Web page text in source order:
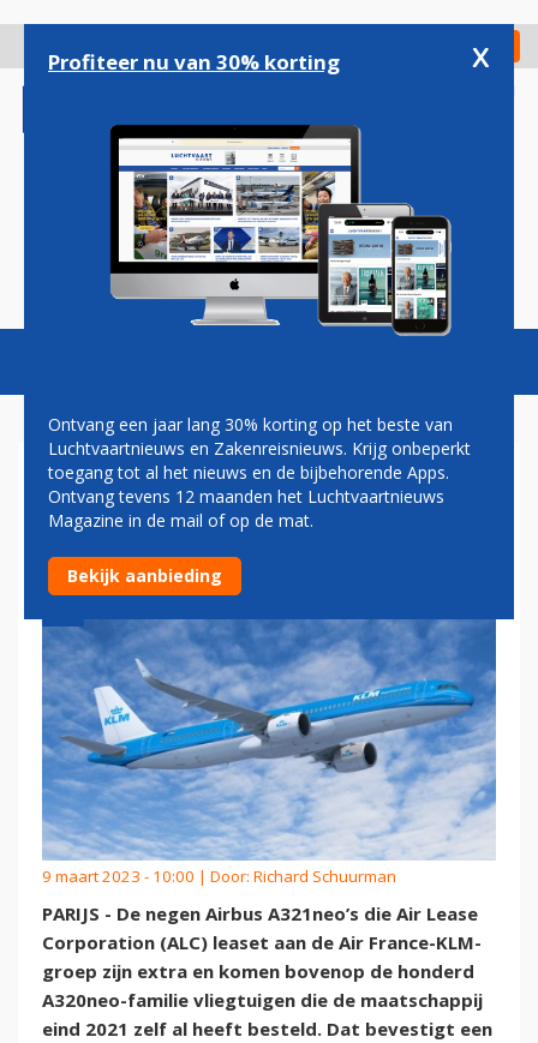
gaan
Check in
Magazine Podcasts Vacatures
'GELEASTE A321NEO'S KLM
EN TRANSAVIA ZIJN EXTRA'
9 maart 2023 - 10:00 | Door: Richard Schuurman
PARIJS - De negen Airbus A321neo’s die Air Lease
Corporation (ALC) leaset aan de Air France-KLM-
groep zijn extra en komen bovenop de honderd
A320neo-familie vliegtuigen die de maatschappij
eind 2021 zelf al heeft besteld. Dat bevestigt een
Profiteer nu van 30% korting x
Ontvang een jaar lang 30% korting op het beste van
Luchtvaartnieuws en Zakenreisnieuws. Krijg onbeperkt
toegang tot al het nieuws en de bijbehorende Apps.
Ontvang tevens 12 maanden het Luchtvaartnieuws
Magazine in de mail of op de mat.
Bekijk aanbieding